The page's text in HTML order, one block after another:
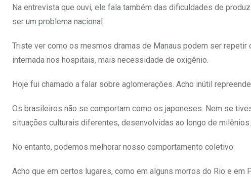
Na entrevista que ouvi, ele fala também das dificuldades de
ser um problema nacional.
Triste ver como os mesmos dramas de Manaus podem ser
internada nos hospitais, mais necessidade de oxigênio.
Hoje fui chamado a falar sobre aglomerações. Acho inútil
Os brasileiros não se comportam como os japoneses. Nem se
situações culturais diferentes, desenvolvidas ao longo de milênios.
No entanto, podemos melhorar nosso comportamento coletivo.
Acho que em certos lugares, como em alguns morros do Rio e